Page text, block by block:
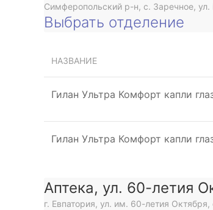
Симферопольский р-н, с. Заречное,
Выбрать отделение
НАЗВАНИЕ
Гилан Ультра Комфорт капли
Гилан Ультра Комфорт капли
Аптека, ул. 60-летия
г. Евпатория, ул. им. 60-летия